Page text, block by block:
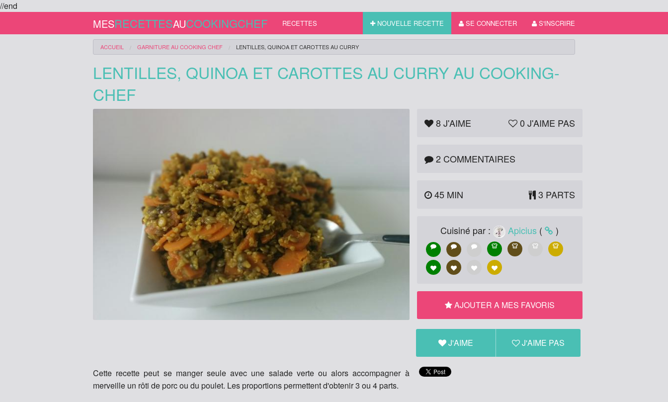
//end
MESRECETTESAUCOOKINGCHEF NOUVELLE RECETTE SE CONNECTER S'INSCRIRE
RECETTES
ACCUEIL GARNITUREAU COOKING CHEF LENTILLES, QUINOA ET CAROTTES AU CURRY
LENTILLES, QUINOA ET CAROTTES AU CURRY AU COOKING-
CHEF
8J'AIME 0 J'AIME PAS
2 COMMENTAIRES
45 MIN 3 PARTS
Cuisiné par : Apicius ( )
AJOUTER A MES FAVORIS
J'AIME J'AIME PAS
Cette recette peut se manger seule avec une salade verte ou alors accompagner à
merveille un rôti de porc ou du poulet. Les proportions permettent d'obtenir 3 ou 4 parts.